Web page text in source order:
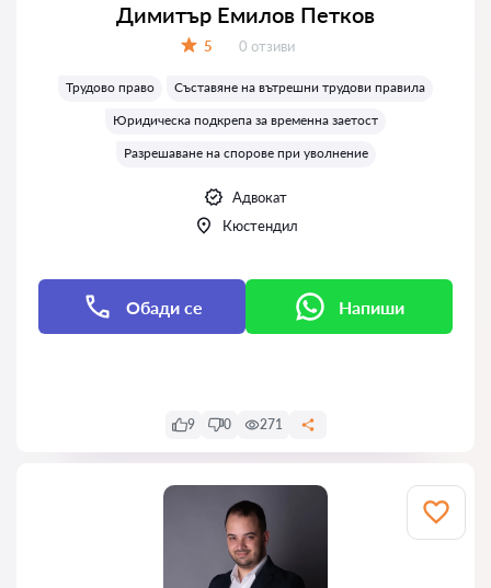
Димитър Емилов Петков
5 Отзиви:
0 отзиви
Трудово право
Съставяне на вътрешни трудови правила
Юридическа подкрепа за временна заетост
Разрешаване на спорове при уволнение
Адвокат
Кюстендил
Обади се Напиши
9 0 271